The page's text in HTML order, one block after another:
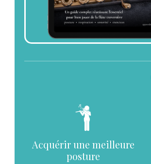
Acquérir une meilleure
posture